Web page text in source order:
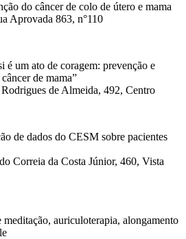
do câncer de colo de útero e mama
Aprovada 863, n°110
é um ato de coragem: prevenção e
de mama”
de Almeida, 492, Centro
de dados do CESM sobre pacientes
Correia da Costa Júnior, 460, Vista
meditação, auriculoterapia, alongamento